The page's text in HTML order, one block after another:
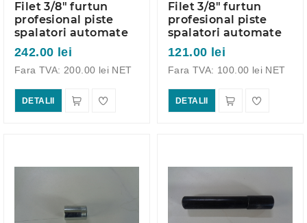
Filet 3/8" furtun
profesional piste
spalatori automate
242.00 lei
Fara TVA: 200.00 lei NET
DETALII
Filet 3/8" furtun
profesional piste
spalatori automate
121.00 lei
Fara TVA: 100.00 lei NET
DETALII